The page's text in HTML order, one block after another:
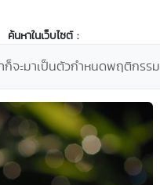
ค้นหาในเว็บไซต์ :
จะมาเป็นตัวกำหนดพฤติกรรม